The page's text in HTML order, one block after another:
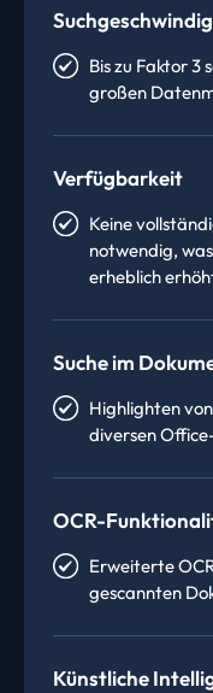
Bis zu Faktor 3
großen
Verfügbarkeit
Keine
notwendig,
erheblich
Suche im
Highlighten
diversen
OCR-
Erweiterte
gescannten
Künstliche